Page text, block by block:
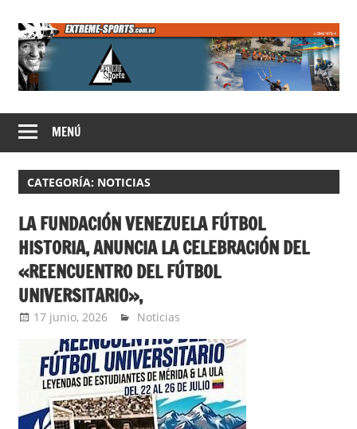
contenido
Extreme
Sports
MENÚ
CATEGORÍA: NOTICIAS
LA FUNDACIÓN VENEZUELA FÚTBOL
HISTORIA, ANUNCIA LA CELEBRACIÓN DEL
«REENCUENTRO DEL FÚTBOL
UNIVERSITARIO»,
17 junio, 2026 Extreme Sports
Noticias